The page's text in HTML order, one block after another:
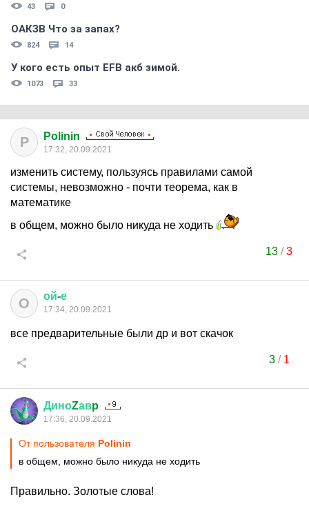
43 0
ОАКЗВ Что за запах?
824 14
У кого есть опыт EFB акб зимой.
1073 33
P Polinin
17:32, 20.09.2021
изменить систему, пользуясь правилами самой
системы, невозможно - почти теорема, как в
математике
в общем, можно было никуда не ходить
13 /3
О ой-е
17:34, 20.09.2021
все предварительные были др и вот скачок
3/ 1
ДиноZавp
17:36, 20.09.2021
От пользователя Polinin
в общем, можно было никуда не ходить
Правильно. Золотые слова!